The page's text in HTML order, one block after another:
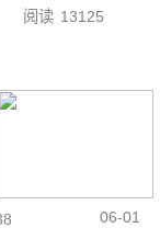
阅读 13125
06-01